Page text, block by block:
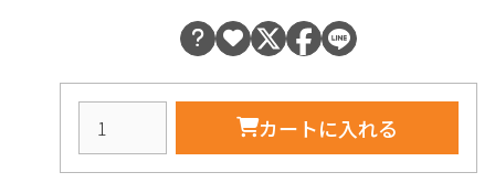
カートに入れる